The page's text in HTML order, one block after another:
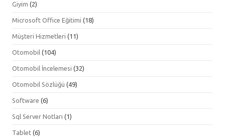
Giyim (2)
Microsoft Office Eğitimi (18)
Müşteri Hizmetleri (11)
Otomobil (104)
Otomobil İncelemesi (32)
Otomobil Sözlüğü (49)
Software (6)
Sql Server Notları (1)
Tablet (6)